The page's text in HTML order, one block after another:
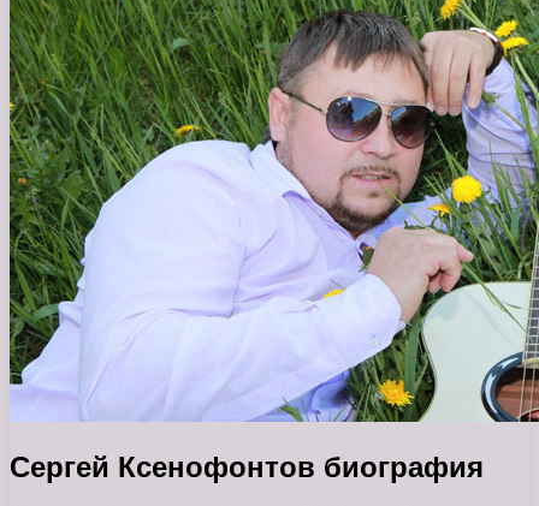
Сергей Ксенофонтов биография